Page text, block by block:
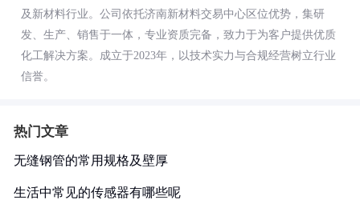
及新材料行业。公司依托济南新材料交易中心区位优势，集研
发、生产、销售于一体，专业资质完备，致力于为客户提供优质
化工解决方案。成立于2023年，以技术实力与合规经营树立行业
信誉。
热门文章
无缝钢管的常用规格及壁厚
生活中常见的传感器有哪些呢